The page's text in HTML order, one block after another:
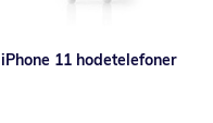
iPhone 11 hodetelefoner